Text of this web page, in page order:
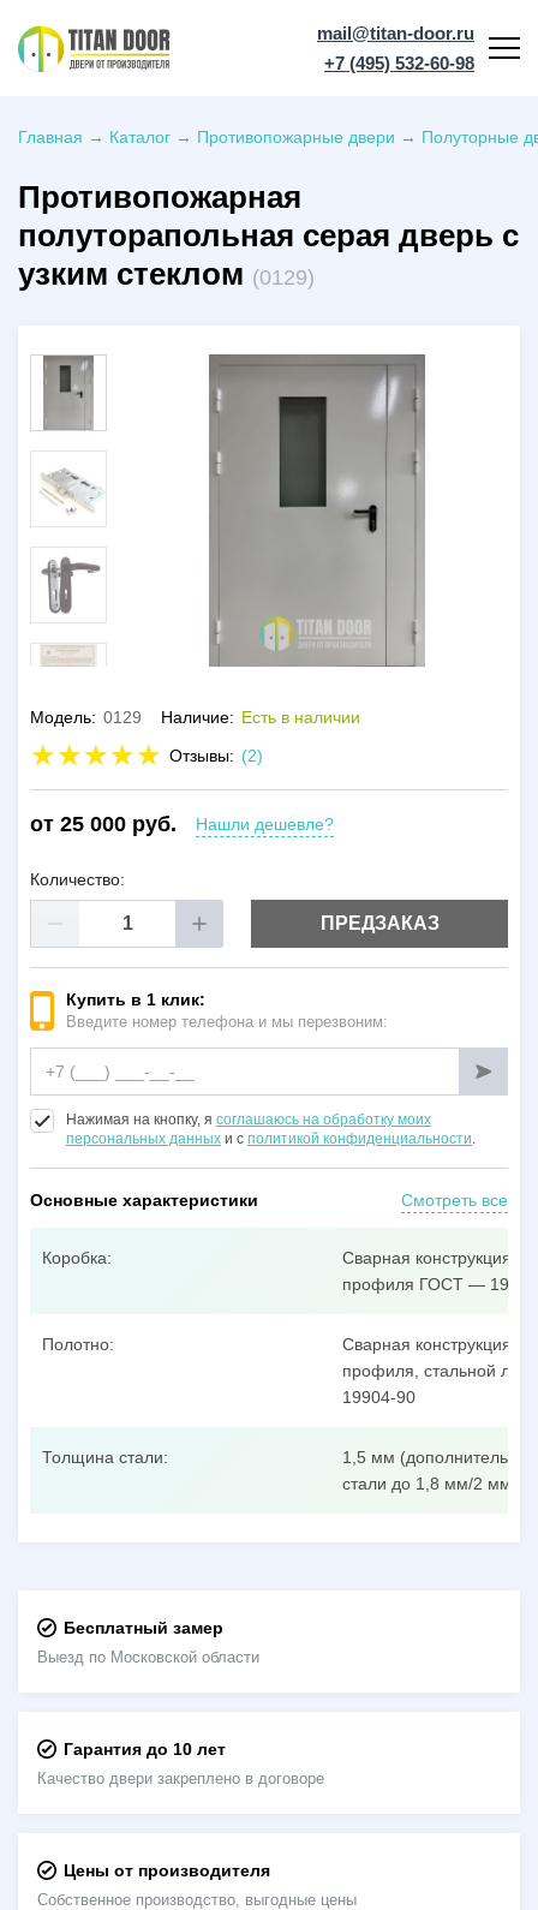
mail@titan-door.ru
+7 (495) 532-60-98
Главная → Каталог → Противопожарные двери → Полуторные
Противопожарная
полуторапольная серая дверь с
узким стеклом (0129)
Модель: 0129 Наличие: Есть в наличии
Отзывы: (2)
от 25 000 руб. Нашли дешевле?
Количество:
ПРЕДЗАКАЗ
Купить в 1 клик:
Введите номер телефона и мы перезвоним:
Нажимая на кнопку, я соглашаюсь на обработку моих
персональных данных и с политикой конфиденциальности.
Основные характеристики Смотреть все
Коробка:
Сварная конструкция из
профиля ГОСТ —
Полотно:
Сварная конструкция из
профиля, стальной
19904-90
Толщина стали:
1,5 мм
стали до 1,8 мм/2 мм/3
Бесплатный замер
Выезд по Московской области
Гарантия до 10 лет
Качество двери закреплено в договоре
Цены от производителя
Собственное производство, выгодные цены